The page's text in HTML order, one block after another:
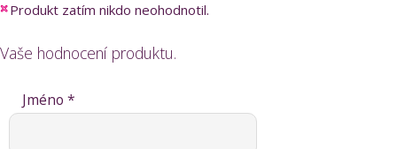
Produkt zatím nikdo neohodnotil.
Vaše hodnocení produktu.
Jméno *